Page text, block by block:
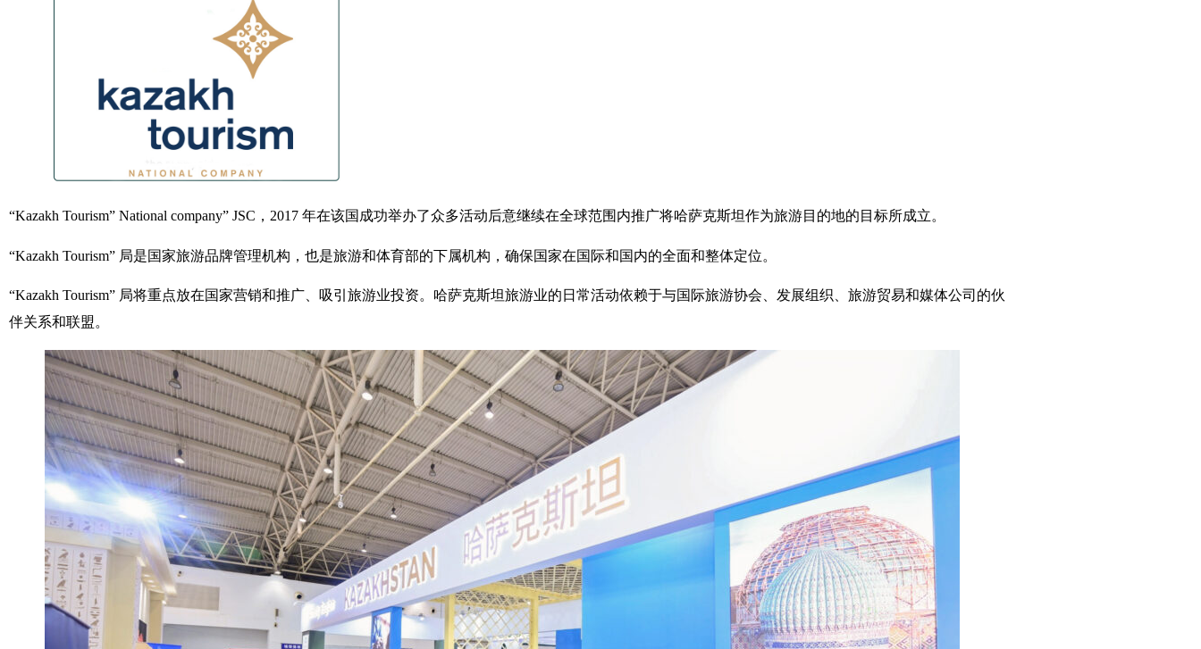
“Kazakh Tourism” National company” JSC，2017 年在该国成功举办了众多活动后意继续在全球范围内推广将哈萨克斯坦作为旅游目的地的目标所成立。
“Kazakh Tourism” 局是国家旅游品牌管理机构，也是旅游和体育部的下属机构，确保国家在国际和国内的全面和整体定位。
“Kazakh Tourism” 局将重点放在国家营销和推广、吸引旅游业投资。哈萨克斯坦旅游业的日常活动依赖于与国际旅游协会、发展组织、旅游贸易和媒体公司的伙
伴关系和联盟。